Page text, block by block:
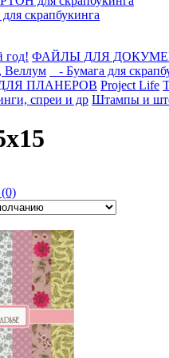
скрапбукинга
год! ФАЙЛЫ ДЛЯ
Веллум
- Бумага для
ПЛАНЕРОВ Project Life
спреи и др Штампы и